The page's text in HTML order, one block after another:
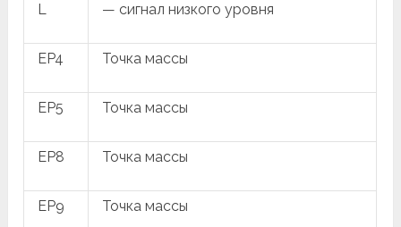
L
— сигнал низкого уровня
EP4 Точка массы
EP5 Точка массы
EP8 Точка массы
EP9 Точка массы